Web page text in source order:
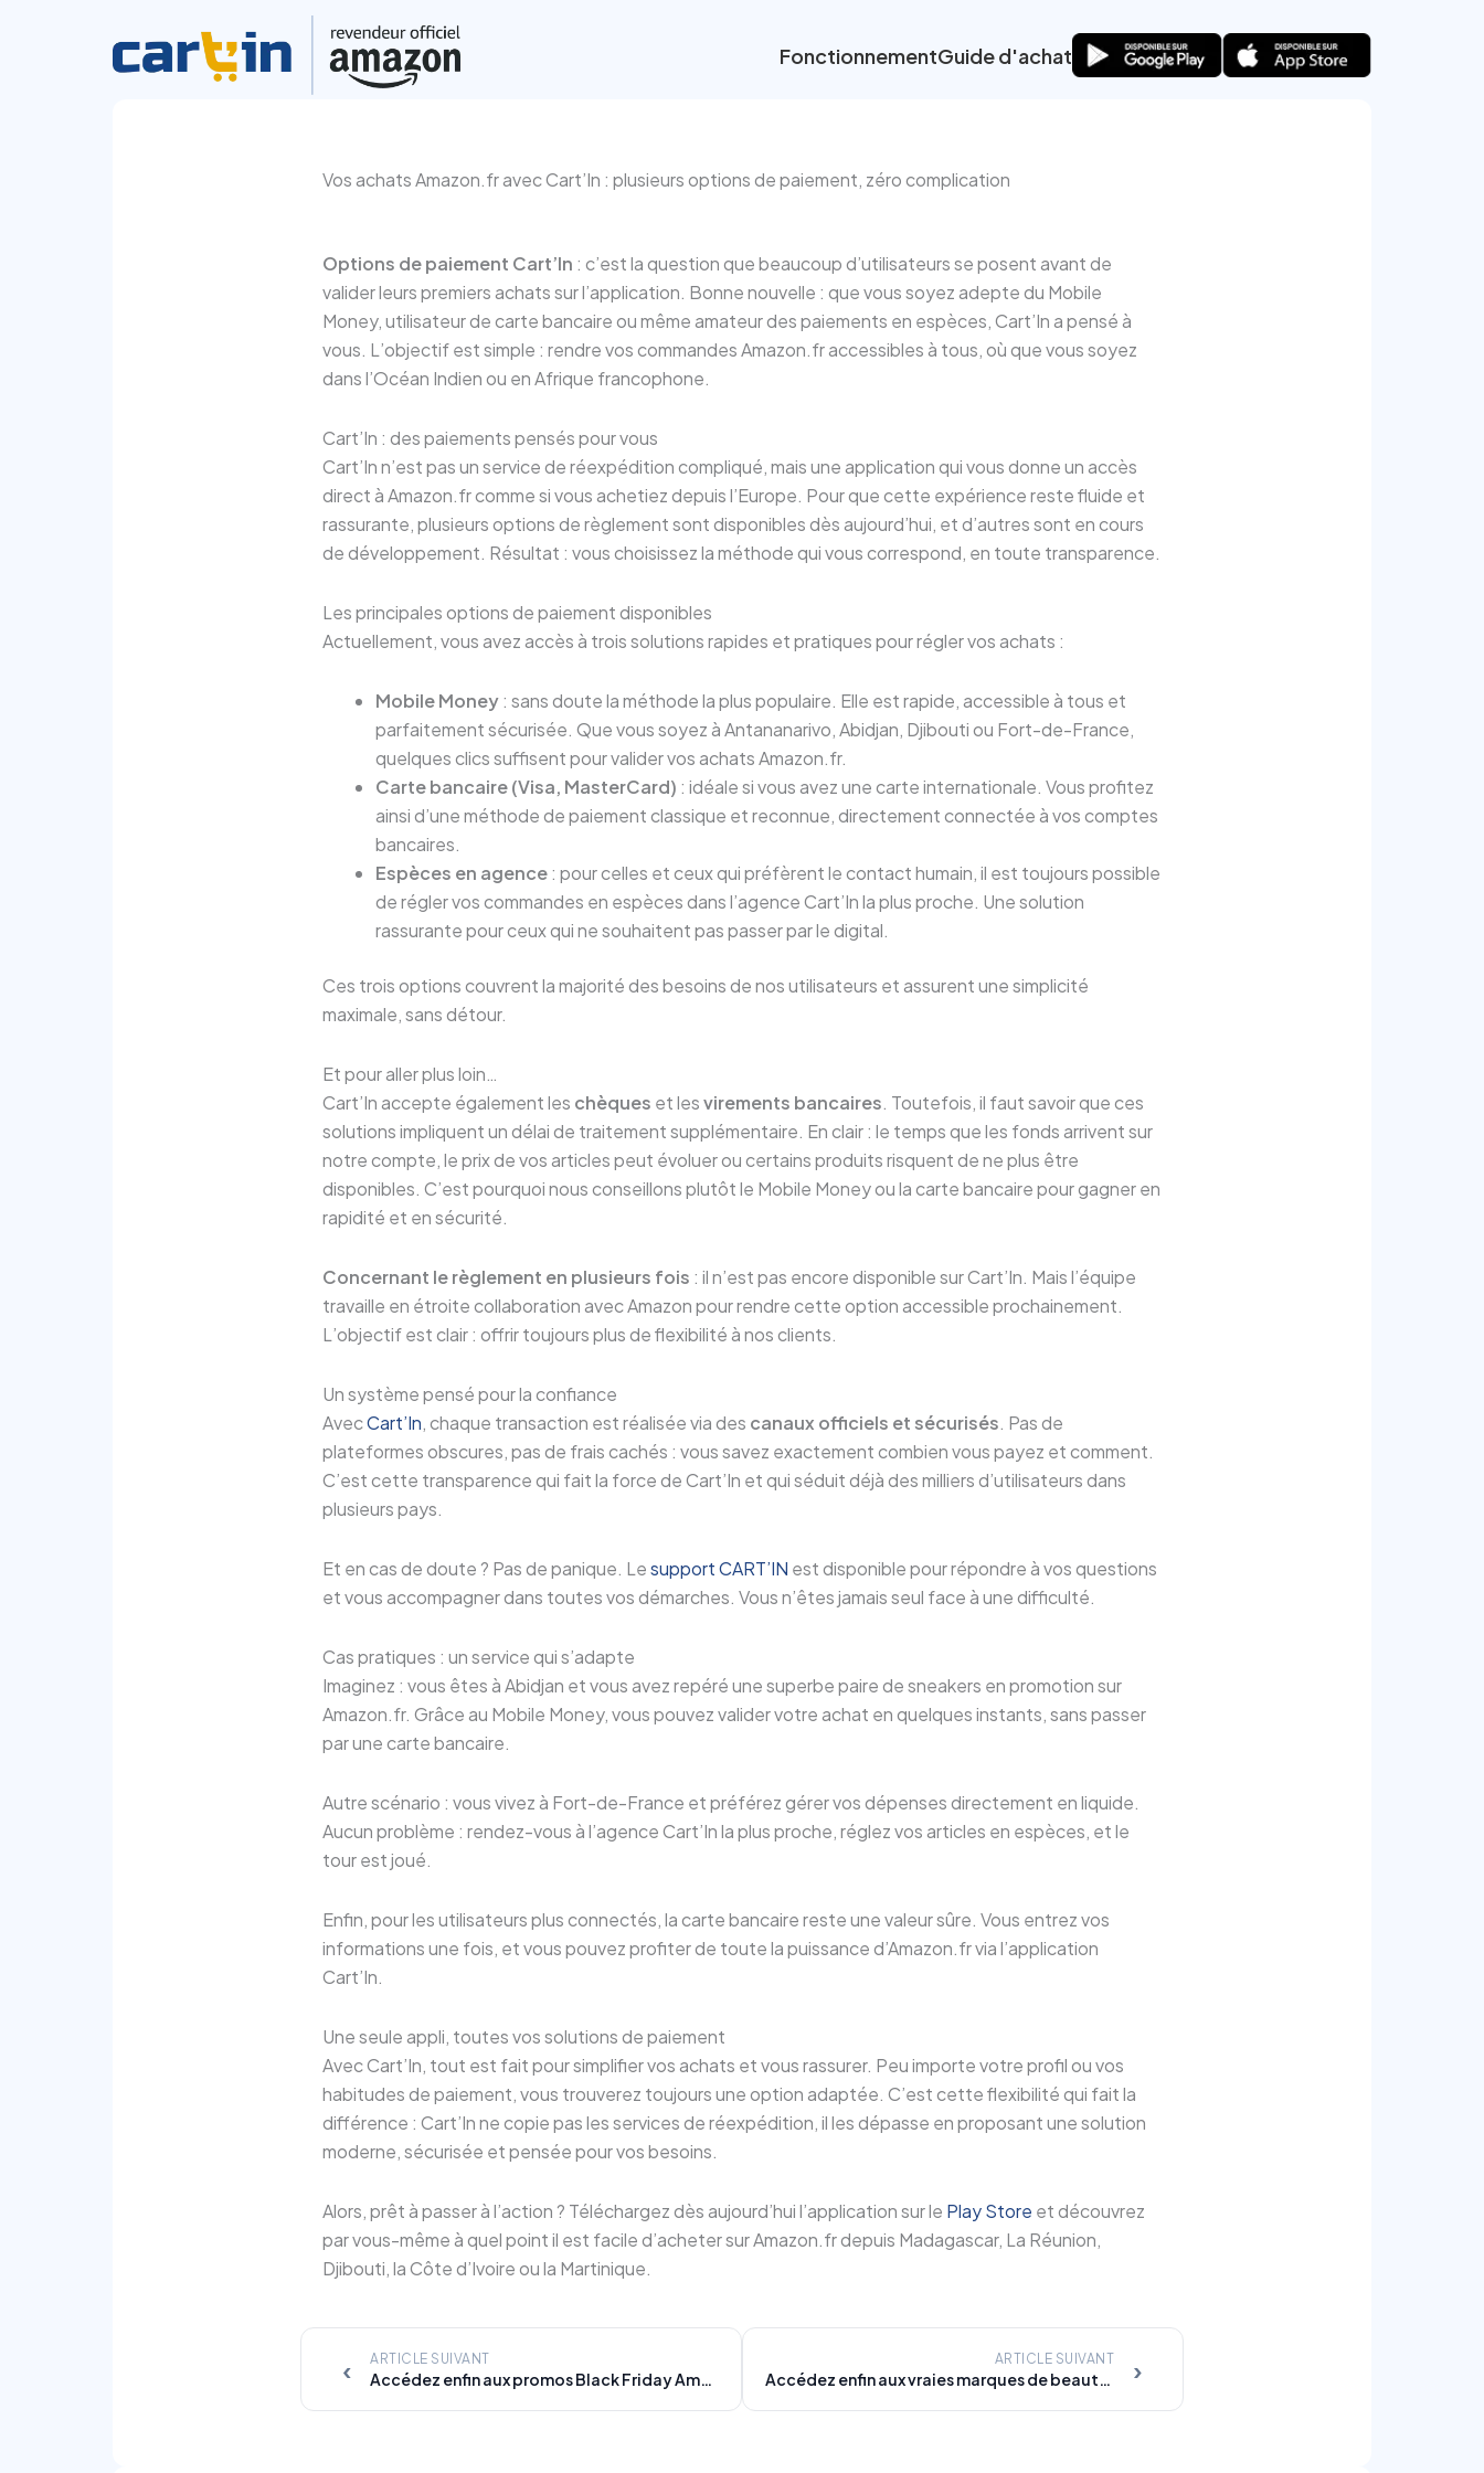
FonctionnementGuide d'achat
Vos achats Amazon.fr avec Cart’In : plusieurs options de paiement, zéro complication
Options de paiement Cart’In : c’est la question que beaucoup d’utilisateurs se posent avant de
valider leurs premiers achats sur l’application. Bonne nouvelle : que vous soyez adepte du Mobile
Money, utilisateur de carte bancaire ou même amateur des paiements en espèces, Cart’In a pensé à
vous. L’objectif est simple : rendre vos commandes Amazon.fr accessibles à tous, où que vous soyez
dans l’Océan Indien ou en Afrique francophone.
Cart’In : des paiements pensés pour vous
Cart’In n’est pas un service de réexpédition compliqué, mais une application qui vous donne un accès
direct à Amazon.fr comme si vous achetiez depuis l’Europe. Pour que cette expérience reste fluide et
rassurante, plusieurs options de règlement sont disponibles dès aujourd’hui, et d’autres sont en cours
de développement. Résultat : vous choisissez la méthode qui vous correspond, en toute transparence.
Les principales options de paiement disponibles
Actuellement, vous avez accès à trois solutions rapides et pratiques pour régler vos achats :
Mobile Money: sans doute la méthode la plus populaire. Elle est rapide, accessible à tous et
parfaitement sécurisée. Que vous soyez à Antananarivo, Abidjan, Djibouti ou Fort-de-France,
quelques clics suffisent pour valider vos achats Amazon.fr.
Carte bancaire (Visa, MasterCard) : idéale si vous avez une carte internationale. Vous profitez
ainsi d’une méthode de paiement classique et reconnue, directement connectée à vos comptes
bancaires.
Espèces en agence: pour celles et ceux qui préfèrent le contact humain, il est toujours possible
de régler vos commandes en espèces dans l’agence Cart’In la plus proche. Une solution
rassurante pour ceux qui ne souhaitent pas passer par le digital.
Ces trois options couvrent la majorité des besoins de nos utilisateurs et assurent une simplicité
maximale, sans détour.
Et pour aller plus loin…
Cart’In accepte également les chèques et lesvirements bancaires. Toutefois, il faut savoir que ces
solutions impliquent un délai de traitement supplémentaire. En clair : le temps que les fonds arrivent sur
notre compte, le prix de vos articles peut évoluer ou certains produits risquent de ne plus être
disponibles. C’est pourquoi nous conseillons plutôt le Mobile Money ou la carte bancaire pour gagner en
rapidité et en sécurité.
Concernant le règlement en plusieurs fois : il n’est pas encore disponible sur Cart’In. Mais l’équipe
travaille en étroite collaboration avec Amazon pour rendre cette option accessible prochainement.
L’objectif est clair : offrir toujours plus de flexibilité à nos clients.
Un système pensé pour la confiance
AvecCart’In, chaque transaction est réalisée via des canaux officiels et sécurisés. Pas de
plateformes obscures, pas de frais cachés : vous savez exactement combien vous payez et comment.
C’est cette transparence qui fait la force de Cart’In et qui séduit déjà des milliers d’utilisateurs dans
plusieurs pays.
Et en cas de doute ? Pas de panique. Lesupport CART’IN est disponible pour répondre à vos questions
et vous accompagner dans toutes vos démarches. Vous n’êtes jamais seul face à une difficulté.
Cas pratiques : un service qui s’adapte
Imaginez : vous êtes à Abidjan et vous avez repéré une superbe paire de sneakers en promotion sur
Amazon.fr. Grâce au Mobile Money, vous pouvez valider votre achat en quelques instants, sans passer
par une carte bancaire.
Autre scénario : vous vivez à Fort-de-France et préférez gérer vos dépenses directement en liquide.
Aucun problème : rendez-vous à l’agence Cart’In la plus proche, réglez vos articles en espèces, et le
tour est joué.
Enfin, pour les utilisateurs plus connectés, la carte bancaire reste une valeur sûre. Vous entrez vos
informations une fois, et vous pouvez profiter de toute la puissance d’Amazon.fr via l’application
Cart’In.
Une seule appli, toutes vos solutions de paiement
Avec Cart’In, tout est fait pour simplifier vos achats et vous rassurer. Peu importe votre profil ou vos
habitudes de paiement, vous trouverez toujours une option adaptée. C’est cette flexibilité qui fait la
différence : Cart’In ne copie pas les services de réexpédition, il les dépasse en proposant une solution
moderne, sécurisée et pensée pour vos besoins.
Alors, prêt à passer à l’action ? Téléchargez dès aujourd’hui l’application sur le Play Store et découvrez
par vous-même à quel point il est facile d’acheter sur Amazon.fr depuis Madagascar, La Réunion,
Djibouti, la Côte d’Ivoire ou la Martinique.
‹ ARTICLE SUIVANT
Accédez enfin aux promos Black Friday Amazon.fr depuis l’Océan Indien et l’Afrique avec Cart’In
ARTICLE SUIVANT
Accédez enfin aux vraies marques de beauté européennes avec Cart’In : la solution clé pour vos achats Amazon.fr ›